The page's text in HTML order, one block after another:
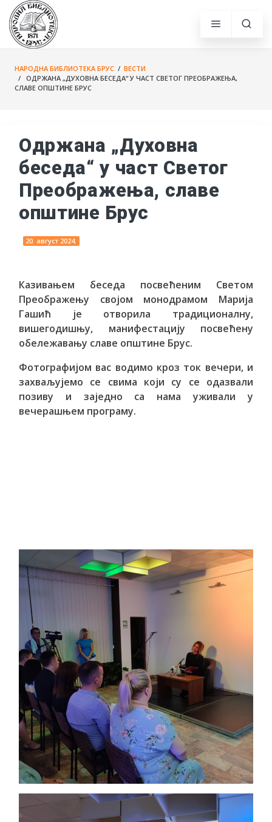
НАРОДНА БИБЛИОТЕКА БРУС / ВЕСТИ
/ ОДРЖАНА „ДУХОВНА БЕСЕДА“ У ЧАСТ СВЕТОГ ПРЕОБРАЖЕЊА,
СЛАВЕ ОПШТИНЕ БРУС
Одржана „Духовна
беседа“ у част Светог
Преображења, славе
општине Брус
20. август 2024.
Казивањем беседа посвећеним Светом
Преображењу својом монодрамом Марија
Гашић је отворила традиционалну,
вишегодишњу, манифестацију посвећену
обележавању славе општине Брус.
Фотографијом вас водимо кроз ток вечери, и
захваљујемо се свима који су се одазвали
позиву и заједно са нама уживали у
вечерашњем програму.